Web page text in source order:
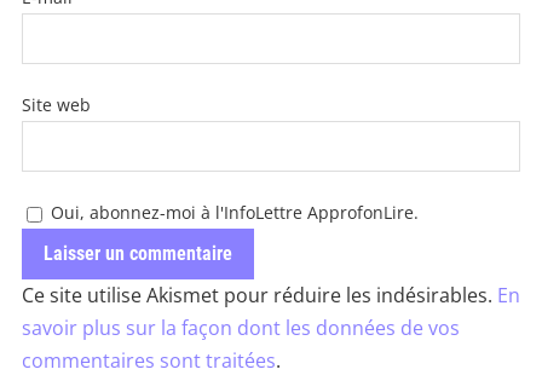
Site web
Oui, abonnez-moi à l'InfoLettre ApprofonLire.
Ce site utilise Akismet pour réduire les indésirables. En
savoir plus sur la façon dont les données de vos
commentaires sont traitées.